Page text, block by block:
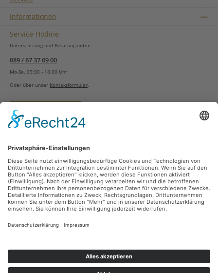
Informationen
Service-Hotline
Unterstützung und Beratung unter:
089 / 67 37 09 00
Mo-Sa, 09:30 - 18:00 Uhr
Oder über unser Kontaktformular.
Vertrag widerrufen
Zahlungsarten
Sicher Einkaufen
Ladengeschäft
Newsletter
Facebook Instagram